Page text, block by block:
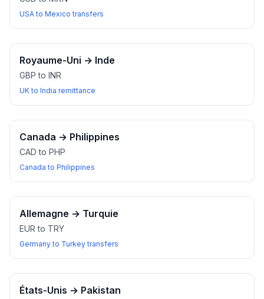
USA to Mexico transfers
Royaume-Uni → Inde
GBP to INR
UK to India remittance
Canada → Philippines
CAD to PHP
Canada to Philippines
Allemagne → Turquie
EUR to TRY
Germany to Turkey transfers
États-Unis → Pakistan